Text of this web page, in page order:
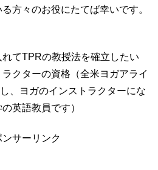
方々のお役にたてば幸いです。
てTPRの教授法を確立したい
クターの資格（全米ヨガアライ
、ヨガのインストラクターにな
英語教員です）
ンサーリンク